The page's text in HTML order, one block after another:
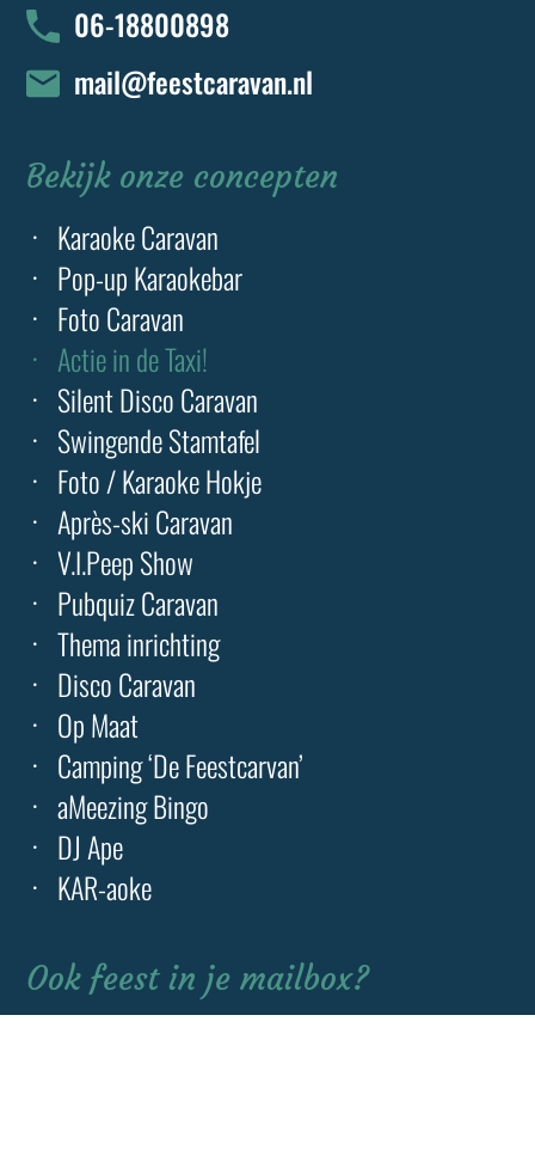
06-18800898
mail@feestcaravan.nl
Bekijk onze concepten
Karaoke Caravan
Pop-up Karaokebar
Foto Caravan
Actie in de Taxi!
Silent Disco Caravan
Swingende Stamtafel
Foto / Karaoke Hokje
Après-ski Caravan
V.I.Peep Show
Pubquiz Caravan
Thema inrichting
Disco Caravan
Op Maat
Camping ‘De Feestcarvan’
aMeezing Bingo
DJ Ape
KAR-aoke
Ook feest in je mailbox?